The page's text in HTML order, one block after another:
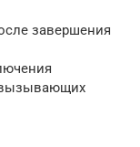
завершения